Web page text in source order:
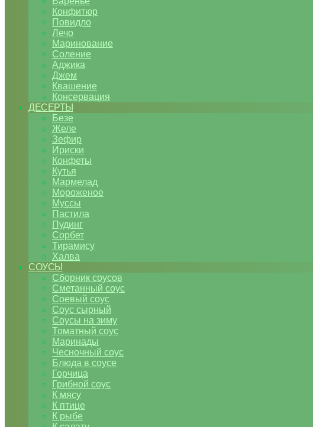
Конфитюр
Повидло
Лечо
Маринование
Соление
Аджика
Джем
Квашение
Консервация
ДЕСЕРТЫ
Безе
Желе
Зефир
Ириски
Конфеты
Кутья
Мармелад
Мороженое
Муссы
Пастила
Пудинг
Сорбет
Тирамису
Халва
СОУСЫ
Сборник соусов
Сметанный соус
Соевый соус
Соус сырный
Соусы на зиму
Томатный соус
Маринады
Чесночный соус
Блюда в соусе
Горчица
Грибной соус
К мясу
К птице
К рыбе